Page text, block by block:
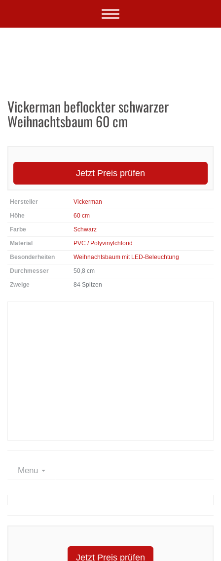
Toggle
Vickerman beflockter schwarzer
Weihnachtsbaum 60 cm
Jetzt Preis prüfen
Hersteller
Vickerman
Höhe
60 cm
Farbe
Schwarz
Material
PVC / Polyvinylchlorid
Besonderheiten
Weihnachtsbaum mit LED-Beleuchtung
Durchmesser
50,8 cm
Zweige
84 Spitzen
Menu
Jetzt Preis prüfen